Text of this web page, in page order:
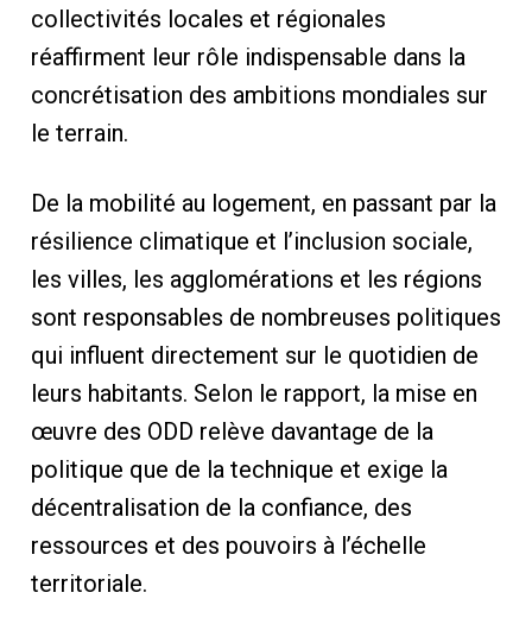
collectivités locales et régionales
réaffirment leur rôle indispensable dans la
concrétisation des ambitions mondiales sur
le terrain.
De la mobilité au logement, en passant par la
résilience climatique et l’inclusion sociale,
les villes, les agglomérations et les régions
sont responsables de nombreuses politiques
qui influent directement sur le quotidien de
leurs habitants. Selon le rapport, la mise en
œuvre des ODD relève davantage de la
politique que de la technique et exige la
décentralisation de la confiance, des
ressources et des pouvoirs à l’échelle
territoriale.